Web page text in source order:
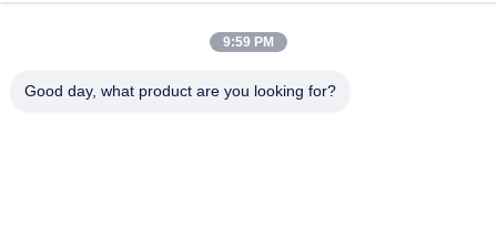
Απελευθερώστε τη Δύναμη του 9D Εικονικού Προσομοιωτή
Εικονικής Πραγματικότητας 10 Ποσότητα Ταινιών I5 1650 8G
9:59 PM
Good day, what product are you looking for?